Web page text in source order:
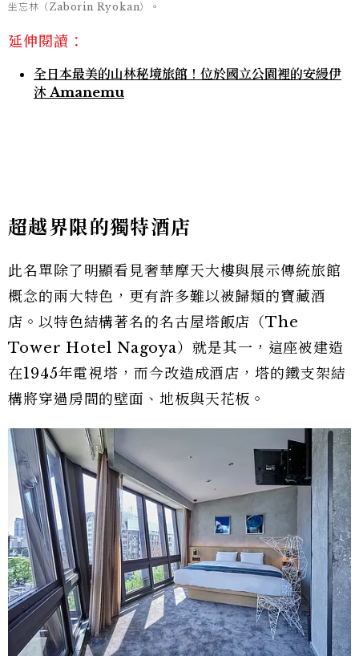
坐忘林（Zaborin Ryokan）。
延伸閱讀：
全日本最美的山林秘境旅館！位於國立公園裡的安縵伊
沐 Amanemu
超越界限的獨特酒店
此名單除了明顯看見奢華摩天大樓與展示傳統旅館
概念的兩大特色，更有許多難以被歸類的寶藏酒
店。以特色結構著名的名古屋塔飯店（The
Tower Hotel Nagoya）就是其一，這座被建造
在1945年電視塔，而今改造成酒店，塔的鐵支架結
構將穿過房間的壁面、地板與天花板。